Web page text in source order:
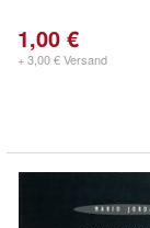
1,00 €
+ 3,00 € Versand